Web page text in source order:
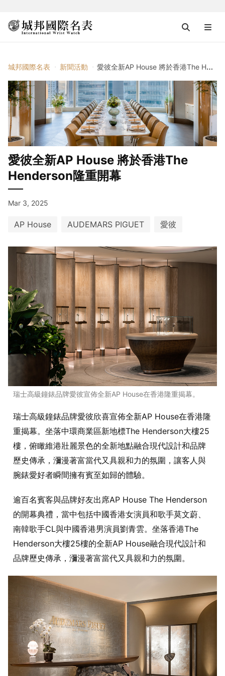
城邦國際名表 新聞活動 愛彼全新AP House 將於香港The Henderson隆重開幕
愛彼全新AP House 將於香港The
Henderson隆重開幕
Mar 3, 2025
AP House AUDEMARS PIGUET 愛彼
瑞士高級鐘錶品牌愛彼宣佈全新AP House在香港隆重揭幕。
瑞士高級鐘錶品牌愛彼欣喜宣佈全新AP House在香港隆
重揭幕。坐落中環商業區新地標The Henderson大樓25
樓，俯瞰維港壯麗景色的全新地點融合現代設計和品牌
歷史傳承，瀰漫著富當代又具親和力的氛圍，讓客人與
腕錶愛好者瞬間擁有賓至如歸的體驗。
逾百名賓客與品牌好友出席AP House The Henderson
的開幕典禮，當中包括中國香港女演員和歌手莫文蔚、
南韓歌手CL與中國香港男演員劉青雲。坐落香港The
Henderson大樓25樓的全新AP House融合現代設計和
品牌歷史傳承，瀰漫著富當代又具親和力的氛圍。